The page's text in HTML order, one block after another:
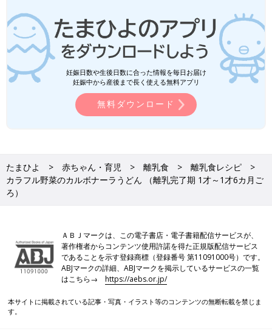
●材料は、2019年通知の厚生労働省策定「
・離乳の支援ガイ
ド」を目安に、作りやすい分量にしています。赤ちゃんの食べら
れる量・かたさなどには個人差があるので、その子に合ったペー
スで進めましょう。なお、食物アレルギーと診断されている場合
は、医師の指導、指示に従ってください。
●だし汁や野菜スープ、水、湯などの水分量は出来上がり量を目
安にしています。使う鍋の大きさや火力、食材に含まれる水分量
などによって、途中で水分がたりなくなるような場合は、適宜水
●だし汁、野菜スープなどは手作りかベビーフードを使ってくだ
さい。
●湯で溶いた粉ミルクは、粉ミルク缶に記載された指示どおりに
●材料内の鶏卵はMサイズ、じゃがいもやトマトなどの野菜は中
玉が基本です。計量は1カップ＝200mL、大さじ1＝15mL、小さ
じ1＝5mLが基本です。グラム表記は標準サイズの食材で算出し
たものです。
●食材は皮をむく、へた・すじを取り除く、種やわた・芯・骨を
取り除くなどの下ごしらえが済んだものを使用しています。
●1回の食事で食べさせる初めての食材は1種類とし、食物アレル
妊娠日数や生後日数に合った情報を毎日お届け
妊娠中から産後まで長く使える無料アプリ
無料ダウンロード
たまひよ 赤ちゃん・育児 離乳食
離乳食レシピ
カラフル野菜のカルボナーラうどん （離乳完了期 1才～1才6カ月ご
ろ）
ＡＢＪマークは、この電子書店・電子書籍配信サービスが、
著作権者からコンテンツ使用許諾を得た正規版配信サービス
であることを示す登録商標（登録番号 第11091000号）です。
ABJマークの詳細、ABJマークを掲示しているサービスの一覧
はこちら→https://aebs.or.jp/
本サイトに掲載されている記事・写真・イラスト等のコンテンツの無断転載を禁じま
す。